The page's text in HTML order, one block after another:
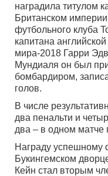
наградила титулом
Британском
футбольного клуба
капитана
мира-2018 Гарри
Мундиаля он был
бомбардиром,
голов.
В числе
два пенальти и
два – в одном матче
Награду успешному
Букингемском
Кейн стал вторым